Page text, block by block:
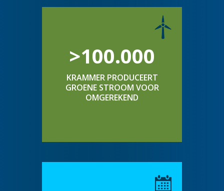
>100.000
KRAMMER PRODUCEERT
GROENE STROOM VOOR
OMGEREKEND